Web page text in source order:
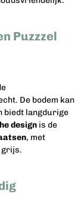
Puzzzel
De bodem kan
biedt langdurige
design is de
, met
grijs.